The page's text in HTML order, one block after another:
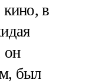
кино, в
он
был